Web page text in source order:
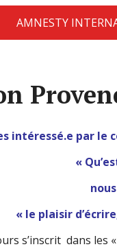
AMNESTY
intéressé.e par le
«
« le plaisir
s’inscrit dans les